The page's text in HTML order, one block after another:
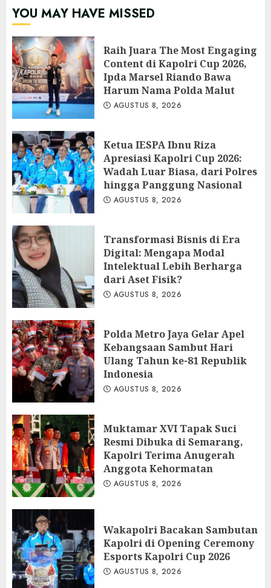
YOU MAY HAVE MISSED
Raih Juara The Most Engaging
Content di Kapolri Cup 2026,
Ipda Marsel Riando Bawa
Harum Nama Polda Malut
AGUSTUS 8, 2026
Ketua IESPA Ibnu Riza
Apresiasi Kapolri Cup 2026:
Wadah Luar Biasa, dari Polres
hingga Panggung Nasional
AGUSTUS 8, 2026
Transformasi Bisnis di Era
Digital: Mengapa Modal
Intelektual Lebih Berharga
dari Aset Fisik?
AGUSTUS 8, 2026
Polda Metro Jaya Gelar Apel
Kebangsaan Sambut Hari
Ulang Tahun ke-81 Republik
Indonesia
AGUSTUS 8, 2026
Muktamar XVI Tapak Suci
Resmi Dibuka di Semarang,
Kapolri Terima Anugerah
Anggota Kehormatan
AGUSTUS 8, 2026
Wakapolri Bacakan Sambutan
Kapolri di Opening Ceremony
Esports Kapolri Cup 2026
AGUSTUS 8, 2026